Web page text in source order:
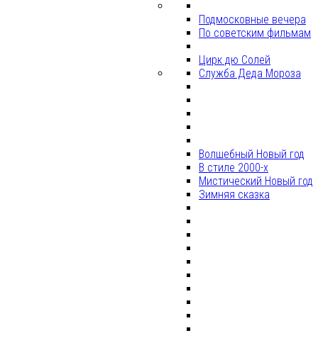
Подмосковные вечера
По советским фильмам
Цирк дю Солей
Служба Деда Мороза
Волшебный Новый год
В стиле 2000-х
Мистический Новый год
Зимняя сказка